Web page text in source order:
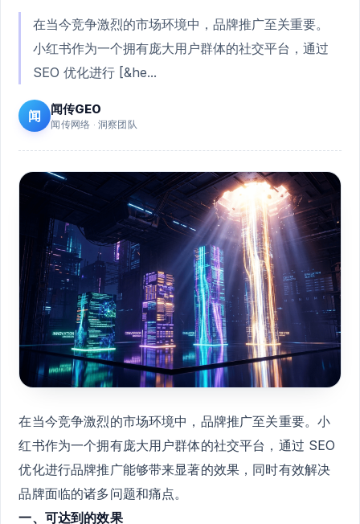
在当今竞争激烈的市场环境中，品牌推广至关重要。
小红书作为一个拥有庞大用户群体的社交平台，通过
SEO 优化进行 [&he...
闻 闻传GEO
闻传网络 · 洞察团队
在当今竞争激烈的市场环境中，品牌推广至关重要。小
红书作为一个拥有庞大用户群体的社交平台，通过 SEO
优化进行品牌推广能够带来显著的效果，同时有效解决
品牌面临的诸多问题和痛点。
一、可达到的效果